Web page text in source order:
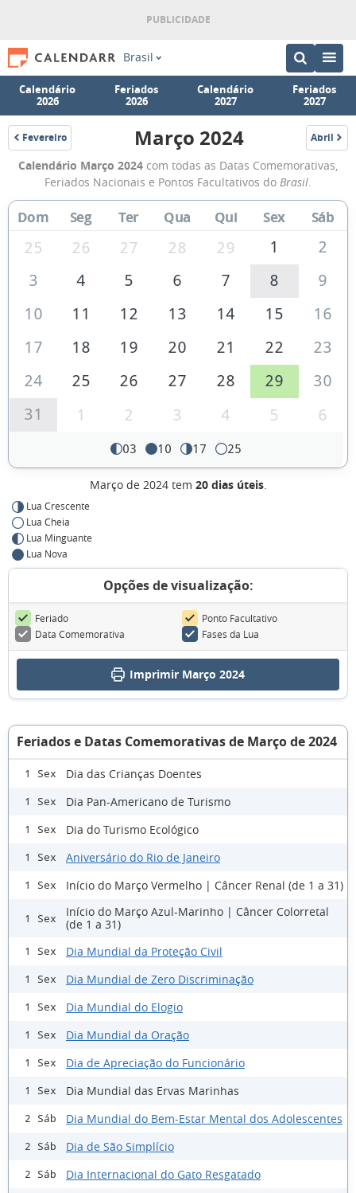
Brasil
Calendário
2026
Feriados
2026
Calendário
2027
Feriados
2027
Fevereiro
2024
Calendário
de
Março
de
2024
Março 2024 Abril
2024
Calendário Março 2024 com todas as Datas Comemorativas,
Feriados Nacionais e Pontos Facultativos do Brasil.
Dom Seg Ter Qua Qui Sex Sáb
25 26 27 28 29 1
2
3
4 5 6 7 8
9
10
11 12 13 14 15
16
17
18 19 20 21 22
23
24
25 26 27 28 29
30
31
1 2 3 4 5 6
03 10 17 25
Março de 2024 tem 20 dias úteis.
Lua Crescente
Lua Cheia
Lua Minguante
Lua Nova
Opções de visualização:
Feriado
Ponto Facultativo
Data Comemorativa
Fases da Lua
Imprimir Março 2024
Feriados e Datas Comemorativas de Março de 2024
1 Sex Dia das Crianças Doentes
1 Sex Dia Pan-Americano de Turismo
1 Sex Dia do Turismo Ecológico
1 Sex Aniversário do Rio de Janeiro
1 Sex Início do Março Vermelho | Câncer Renal (de 1 a 31)
1 Sex
Início do Março Azul-Marinho | Câncer Colorretal
(de 1 a 31)
1 Sex Dia Mundial da Proteção Civil
1 Sex Dia Mundial de Zero Discriminação
1 Sex Dia Mundial do Elogio
1 Sex Dia Mundial da Oração
1 Sex Dia de Apreciação do Funcionário
1 Sex Dia Mundial das Ervas Marinhas
2 Sáb Dia Mundial do Bem-Estar Mental dos Adolescentes
2 Sáb Dia de São Simplício
2 Sáb Dia Internacional do Gato Resgatado